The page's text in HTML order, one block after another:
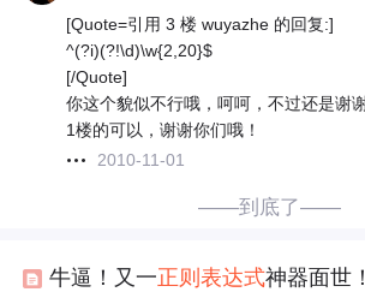
[Quote=引用 3 楼 wuyazhe 的回复:]
^(?i)(?!\d)\w{2,20}$
[/Quote]
你这个貌似不行哦，呵呵，不过还是谢
1楼的可以，谢谢你们哦！
2010-11-01
——到底了——
牛逼！又一正则表达式神器面世